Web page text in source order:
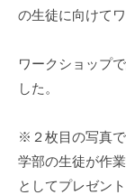
の生徒に向けて
ワークショップ
した。
※２枚目の写真
学部の生徒が作
としてプレゼン